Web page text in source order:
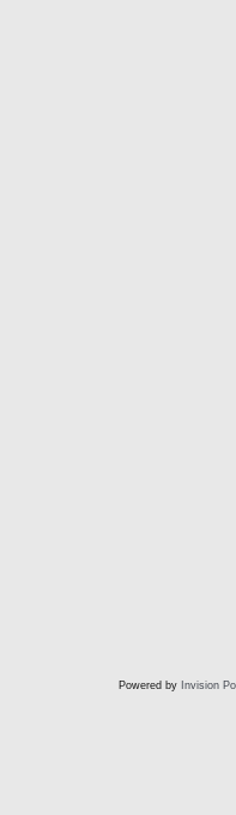
Powered by Invision